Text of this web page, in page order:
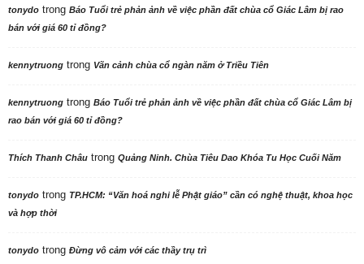
tonydo trong Báo Tuổi trẻ phản ảnh về việc phần đất chùa cổ Giác Lâm bị rao
bán với giá 60 tỉ đồng?
kennytruong trong Vãn cảnh chùa cổ ngàn năm ở Triều Tiên
kennytruong trong Báo Tuổi trẻ phản ảnh về việc phần đất chùa cổ Giác Lâm bị
rao bán với giá 60 tỉ đồng?
Thích Thanh Châu trong Quảng Ninh. Chùa Tiêu Dao Khóa Tu Học Cuối Năm
tonydo trong TP.HCM: “Văn hoá nghi lễ Phật giáo” cần có nghệ thuật, khoa học
và hợp thời
tonydo trong Đừng vô cảm với các thầy trụ trì